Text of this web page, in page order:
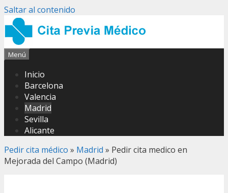
Saltar al contenido
Menú
Inicio
Barcelona
Valencia
Madrid
Sevilla
Alicante
Pedir cita médico » Madrid » Pedir cita medico en
Mejorada del Campo (Madrid)